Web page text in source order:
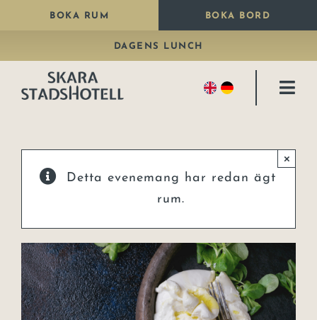
BOKA RUM BOKA BORD
DAGENS LUNCH
Fira
Kongresshall
Konferens
Detta evenemang har redan ägt
rum.
×